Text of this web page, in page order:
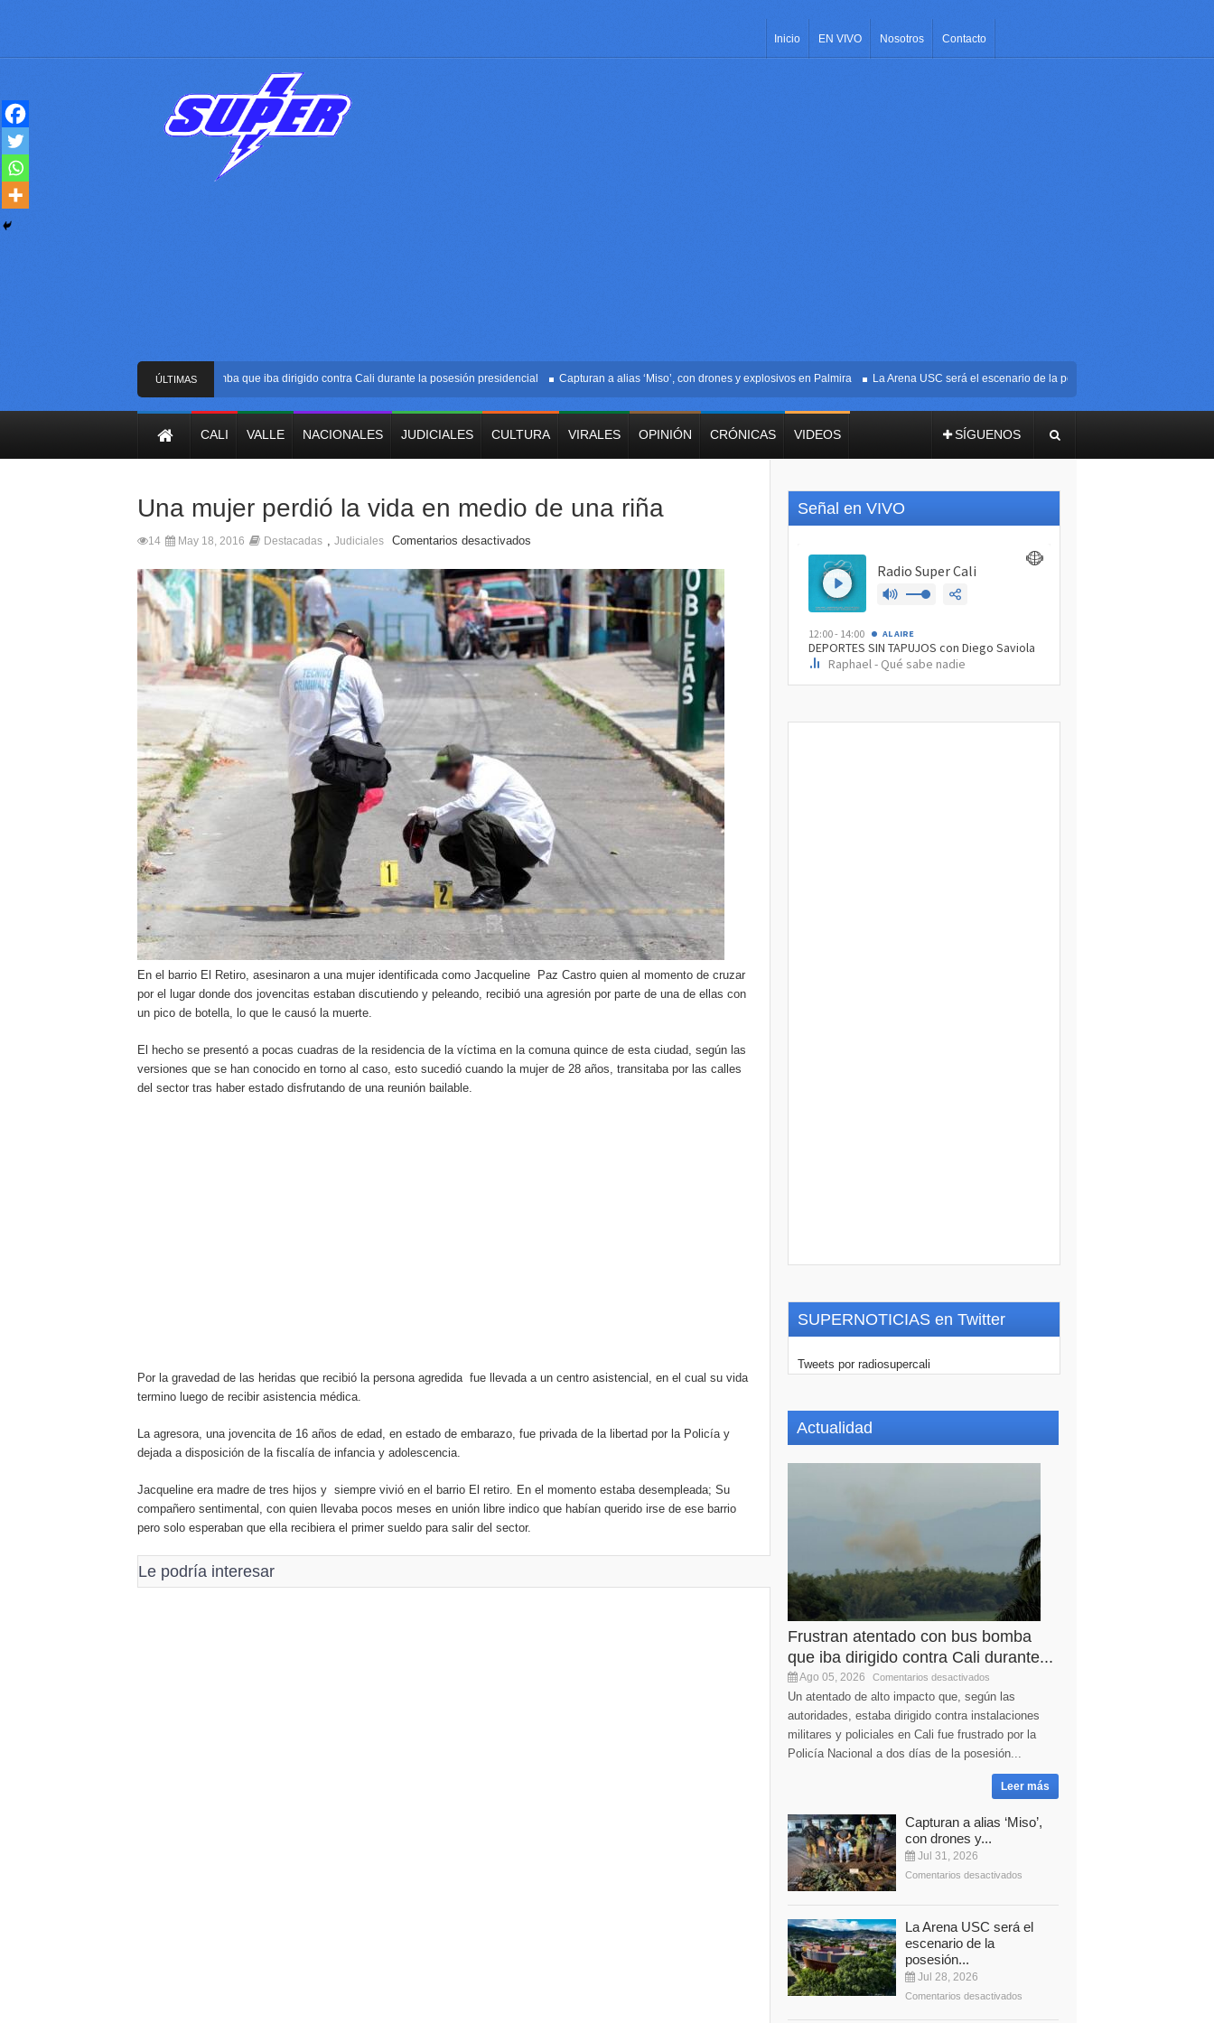
Inicio EN VIVO Nosotros Contacto
ÚLTIMAS
NOTICIAS
Frustran atentado con bus bomba que iba dirigido contra Cali durante la posesión presidencial Capturan a alias ‘Miso’, con drones y explosivos en Palmira La Arena USC será el escenario de la posesión presidencial de Abelardo
CALI VALLE NACIONALES JUDICIALES CULTURA VIRALES OPINIÓN CRÓNICAS VIDEOS SÍGUENOS
Una mujer perdió la vida en medio de una riña
14 May 18, 2016 Destacadas , Judiciales Comentarios desactivados
En el barrio El Retiro, asesinaron a una mujer identificada como Jacqueline Paz Castro quien al momento de cruzar
por el lugar donde dos jovencitas estaban discutiendo y peleando, recibió una agresión por parte de una de ellas con
un pico de botella, lo que le causó la muerte.
El hecho se presentó a pocas cuadras de la residencia de la víctima en la comuna quince de esta ciudad, según las
versiones que se han conocido en torno al caso, esto sucedió cuando la mujer de 28 años, transitaba por las calles
del sector tras haber estado disfrutando de una reunión bailable.
Por la gravedad de las heridas que recibió la persona agredida fue llevada a un centro asistencial, en el cual su vida
termino luego de recibir asistencia médica.
La agresora, una jovencita de 16 años de edad, en estado de embarazo, fue privada de la libertad por la Policía y
dejada a disposición de la fiscalía de infancia y adolescencia.
Jacqueline era madre de tres hijos y siempre vivió en el barrio El retiro. En el momento estaba desempleada; Su
compañero sentimental, con quien llevaba pocos meses en unión libre indico que habían querido irse de ese barrio
pero solo esperaban que ella recibiera el primer sueldo para salir del sector.
Le podría interesar
Señal en VIVO
SUPERNOTICIAS en Twitter
Tweets por radiosupercali
Actualidad
Frustran atentado con bus bomba
que iba dirigido contra Cali durante...
Ago 05, 2026 Comentarios desactivados
Un atentado de alto impacto que, según las
autoridades, estaba dirigido contra instalaciones
militares y policiales en Cali fue frustrado por la
Policía Nacional a dos días de la posesión...
Leer más
Capturan a alias ‘Miso’,
con drones y...
Jul 31, 2026
Comentarios desactivados
La Arena USC será el
escenario de la
posesión...
Jul 28, 2026
Comentarios desactivados